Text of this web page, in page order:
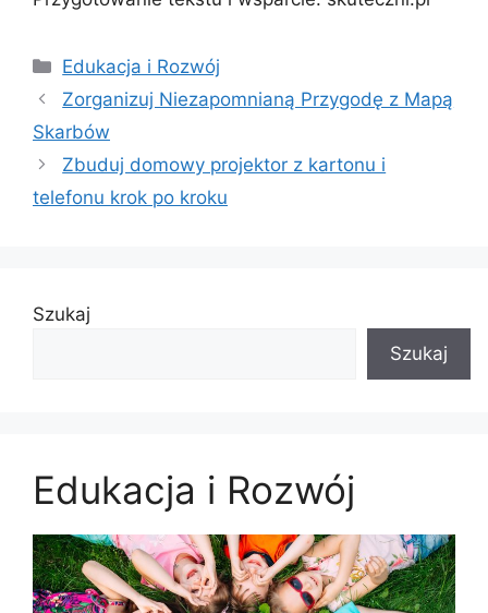
Kategorie
Edukacja i Rozwój
Zorganizuj Niezapomnianą Przygodę z Mapą
Skarbów
Zbuduj domowy projektor z kartonu i
telefonu krok po kroku
Szukaj
Szukaj
Edukacja i Rozwój